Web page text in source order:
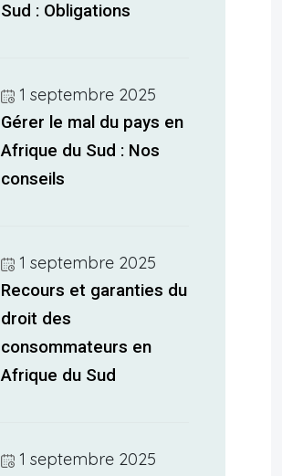
Sud : Obligations
1 septembre 2025
Gérer le mal du pays en
Afrique du Sud : Nos
conseils
1 septembre 2025
Recours et garanties du
droit des
consommateurs en
Afrique du Sud
1 septembre 2025